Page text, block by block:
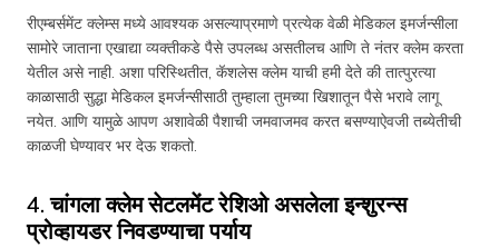
रीएम्बर्समेंट क्लेम्स मध्ये आवश्यक असल्याप्रमाणे प्रत्येक वेळी मेडिकल इमर्जन्सीला
सामोरे जाताना एखाद्या व्यक्तीकडे पैसे उपलब्ध असतीलच आणि ते नंतर क्लेम करता
येतील असे नाही. अशा परिस्थितीत, कॅशलेस क्लेम याची हमी देते की तात्पुरत्या
काळासाठी सुद्धा मेडिकल इमर्जन्सीसाठी तुम्हाला तुमच्या खिशातून पैसे भरावे लागू
नयेत. आणि यामुळे आपण अशावेळी पैशाची जमवाजमव करत बसण्याऐवजी तब्येतीची
काळजी घेण्यावर भर देऊ शकतो.
4. चांगला क्लेम सेटलमेंट रेशिओ असलेला इन्शुरन्स
प्रोव्हायडर निवडण्याचा पर्याय